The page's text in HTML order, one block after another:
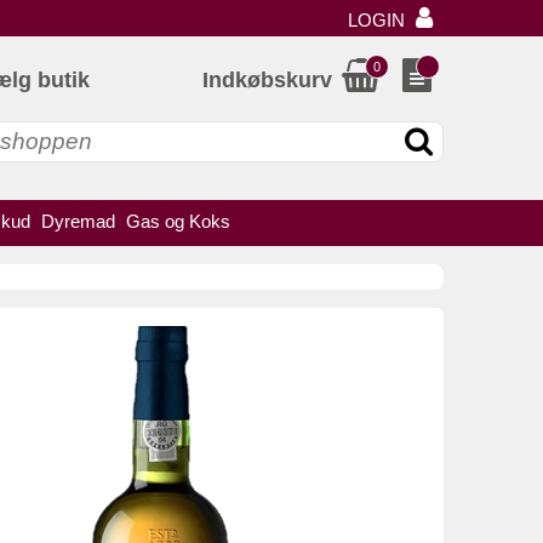
LOGIN
butik
Dyremad Gas og Koks
Indkøbskurv
0